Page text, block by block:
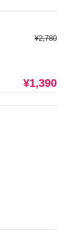
¥2,780
¥1,390